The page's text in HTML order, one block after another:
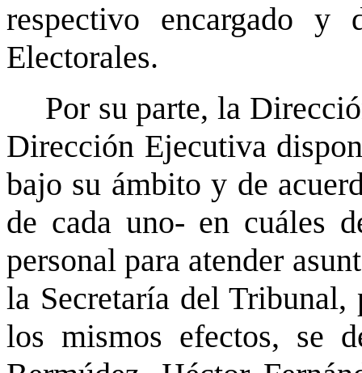
respectivo encargado y
Electorales.
Por su parte, la
Dirección Ejecutiva
bajo su ámbito y de
de cada uno- en cuáles
personal para atender
la Secretaría del
los mismos efectos, se